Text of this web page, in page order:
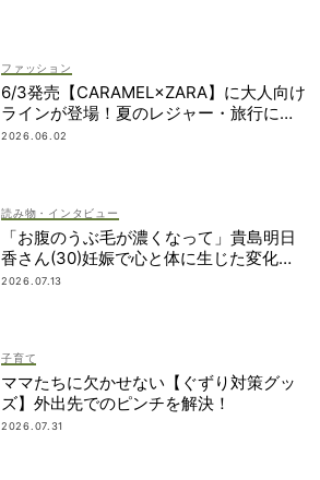
ファッション
6/3発売【CARAMEL×ZARA】に大人向け
ラインが登場！夏のレジャー・旅行にも
おすすめ
2026.06.02
読み物・インタビュー
「お腹のうぶ毛が濃くなって」貴島明日
香さん(30)妊娠で心と体に生じた変化も
「愛しいです」
2026.07.13
子育て
ママたちに欠かせない【ぐずり対策グッ
ズ】外出先でのピンチを解決！
2026.07.31